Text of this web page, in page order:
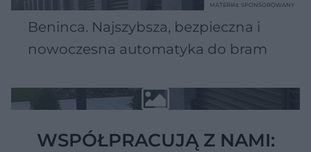
Beninca. Najszybsza, bezpieczna i
nowoczesna automatyka do bram
MATERIAŁ SPONSOROWANY
WSPÓŁPRACUJĄ Z NAMI: